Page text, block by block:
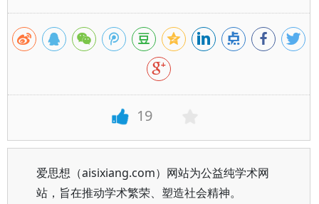
19
爱思想（aisixiang.com）网站为公益纯学术网
站，旨在推动学术繁荣、塑造社会精神。